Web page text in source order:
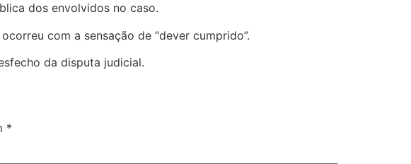
dos envolvidos no caso.
com a sensação de “dever cumprido”.
da disputa judicial.
*